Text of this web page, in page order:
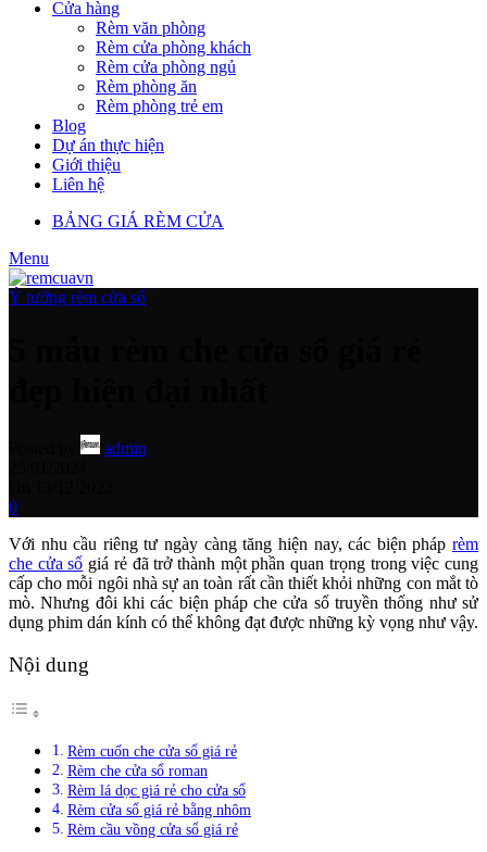
Cửa hàng
Rèm văn phòng
Rèm cửa phòng khách
Rèm cửa phòng ngủ
Rèm phòng ăn
Rèm phòng trẻ em
Blog
Dự án thực hiện
Giới thiệu
Liên hệ
BẢNG GIÁ RÈM CỬA
Menu
Ý tưởng rèm cửa sổ
admin
0
Với nhu cầu riêng tư ngày càng tăng hiện nay, các biện pháp rèm
che cửa sổ giá rẻ đã trở thành một phần quan trọng trong việc cung
cấp cho mỗi ngôi nhà sự an toàn rất cần thiết khỏi những con mắt tò
mò. Nhưng đôi khi các biện pháp che cửa sổ truyền thống như sử
dụng phim dán kính có thể không đạt được những kỳ vọng như vậy.
Nội dung
Rèm cuốn che cửa sổ giá rẻ
Rèm che cửa sổ roman
Rèm lá dọc giá rẻ cho cửa sổ
Rèm cửa sổ giá rẻ bằng nhôm
Rèm cầu vồng cửa sổ giá rẻ